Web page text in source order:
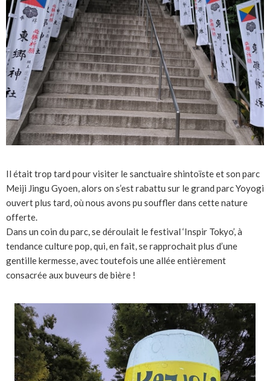
Il était trop tard pour visiter le sanctuaire shintoïste et son parc
Meiji Jingu Gyoen, alors on s’est rabattu sur le grand parc Yoyogi
ouvert plus tard, où nous avons pu souffler dans cette nature
offerte.
Dans un coin du parc, se déroulait le festival ‘Inspir Tokyo’, à
tendance culture pop, qui, en fait, se rapprochait plus d’une
gentille kermesse, avec toutefois une allée entièrement
consacrée aux buveurs de bière !